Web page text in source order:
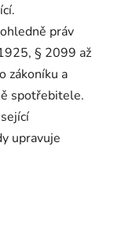
práv
§ 2099 až
zákoníku a
spotřebitele.
upravuje